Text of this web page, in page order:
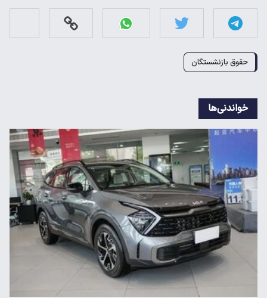
حقوق بازنشستگان
خواندنی‌ها